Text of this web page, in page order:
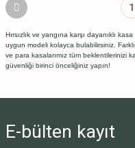
1
Hırsızlık ve yangına karşı dayanıklı
uygun modeli kolayca bulabilirsiniz.
ve para kasalarımız tüm beklentilerinizi
güvenliği birinci önceliğiniz yapın!
E-bülten kayıt